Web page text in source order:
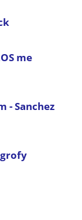
me
- Sanchez